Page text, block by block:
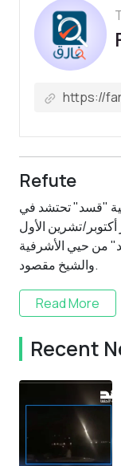
Refute
"قسد" تحتشد في
تشرين الأول
من حيي الأشرفية
والشيخ مقصود.
Read More
Recent